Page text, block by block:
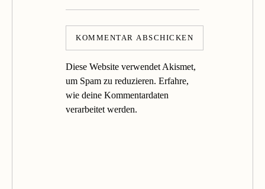
Diese Website verwendet Akismet,
um Spam zu reduzieren. Erfahre,
wie deine Kommentardaten
verarbeitet werden.